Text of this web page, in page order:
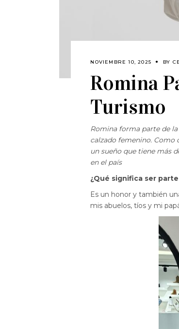
NOVIEMBRE 10, 2025 BY
Romina
Turismo
Romina forma parte de
calzado femenino. Como
un sueño que tiene más
en el país
¿Qué significa ser
Es un honor y también
mis abuelos, tíos y mi